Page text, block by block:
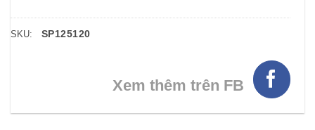
SKU: SP125120
Xem thêm trên FB